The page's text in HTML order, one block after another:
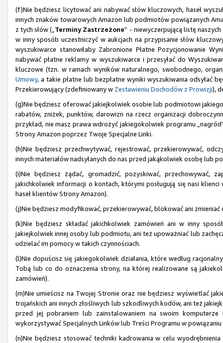
(f)Nie będziesz licytować ani nabywać słów kluczowych, haseł
innych znaków towarowych Amazon lub podmiotów powiązanych
z tych słów („ Terminy Zastrzeżone” - niewyczerpującą listę
w inny sposób uczestniczyć w aukcjach na przypisanie słów
wyszukiwarce stanowiłaby Zabronione Płatne Pozycjonowanie
nabywać płatne reklamy w wyszukiwarce i przesyłać do
kluczowe (tzn. w ramach wyników naturalnego, swobodnego,
Umowy, a takie płatne lub bezpłatne wyniki wyszukiwania odsyłać
Przekierowujący (zdefiniowany w Zestawieniu Dochodów z Prowizji),
(g)Nie będziesz oferować jakiejkolwiek osobie lub podmiotowi
rabatów, zniżek, punktów, darowizn na rzecz organizacji
przykład, nie masz prawa wdrożyć jakiegokolwiek programu
Strony Amazon poprzez Twoje Specjalne Linki.
(h)Nie będziesz przechwytywać, rejestrować, przekierowywać,
innych materiałów nadsyłanych do nas przed jakąkolwiek osobę lub
(i)Nie będziesz żądać, gromadzić, pozyskiwać, przechowywać,
jakichkolwiek informacji o kontach, którymi posługują się nasi
haseł klientów Strony Amazon).
(j)Nie będziesz modyfikować, przekierowywać, blokować ani
(k)Nie będziesz składać jakichkolwiek zamówień ani w inny
jakiejkolwiek innej osoby lub podmiotu, ani też upoważniać lub
udzielać im pomocy w takich czynnościach.
(l)Nie dopuścisz się jakiegokolwiek działania, które według
Tobą lub co do oznaczenia strony, na której realizowane są
zamówień).
(m)Nie umieścisz na Twojej Stronie oraz nie będziesz wyświetlać
trojańskich ani innych złośliwych lub szkodliwych kodów, ani też
przed jej pobraniem lub zainstalowaniem na swoim
wykorzystywać Specjalnych Linków lub Treści Programu w
(n)Nie będziesz stosować techniki kadrowania w celu